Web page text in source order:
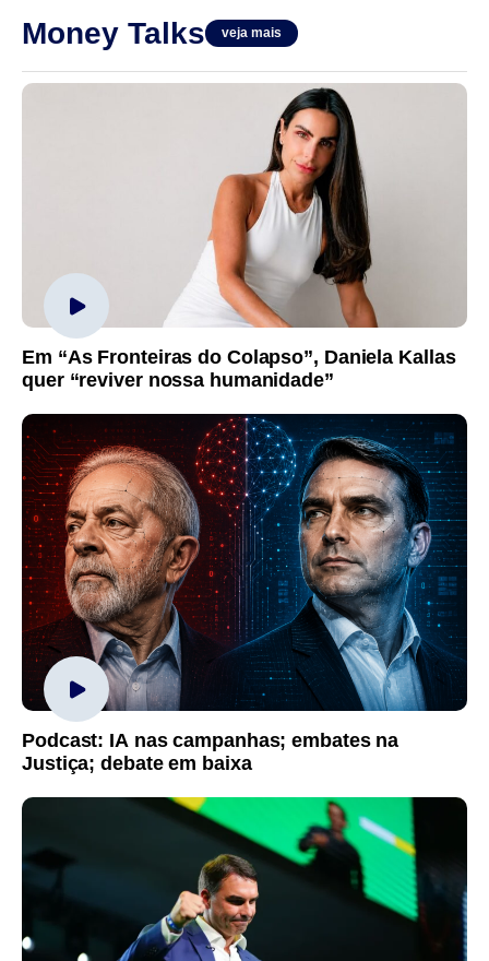
Money Talks veja mais
Em “As Fronteiras do Colapso”, Daniela Kallas
quer “reviver nossa humanidade”
Podcast: IA nas campanhas; embates na
Justiça; debate em baixa